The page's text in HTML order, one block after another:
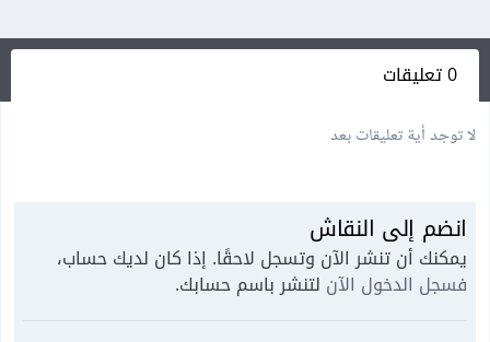
0 تعليقات
لا توجد أية تعليقات بعد
انضم إلى النقاش
يمكنك أن تنشر الآن وتسجل لاحقًا. إذا كان لديك حساب،
فسجل الدخول الآن لتنشر باسم حسابك.